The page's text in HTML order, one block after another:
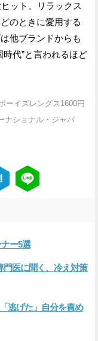
ット。リラックス
のときに愛用する
他ブランドからも
代”と言われるほど
ーイズレングス1600円
ナショナル・ジャパ
ー5選
医に聞く、冷え対策
逃げた」自分を責め